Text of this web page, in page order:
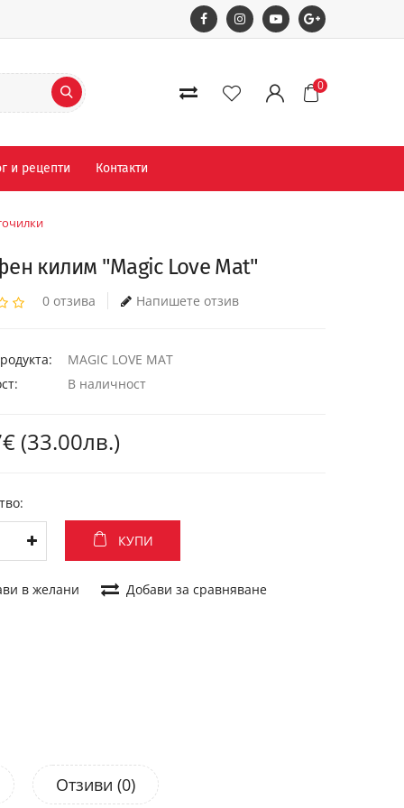
0
и рецепти Контакти
килим "Magic Love Mat"
0 отзива Напишете отзив
MAGIC LOVE MAT
В наличност
(33.00лв.)
КУПИ
в желани Добави за сравняване
Отзиви (0)